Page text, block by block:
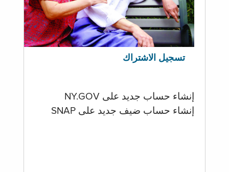
تسجيل الاشتراك
إنشاء حساب جديد على NY.GOV
إنشاء حساب ضيف جديد على SNAP